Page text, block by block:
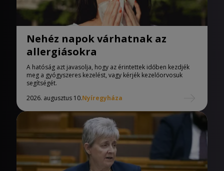
Nehéz napok várhatnak az
allergiásokra
A hatóság azt javasolja, hogy az érintettek időben kezdjék
meg a gyógyszeres kezelést, vagy kérjék kezelőorvosuk
segítségét.
2026. augusztus 10.Nyíregyháza